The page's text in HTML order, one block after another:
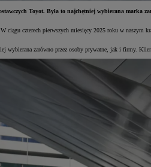
Toyot. Była to najchętniej wybierana
ciągu czterech pierwszych miesięcy 2025 roku w
wybierana zarówno przez osoby prywatne, jak i firmy.